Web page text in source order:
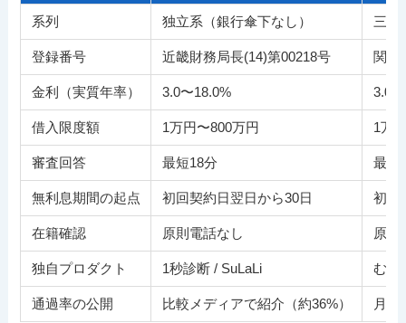
系列 独立系（銀行傘下なし） 三菱
登録番号 近畿財務局長(14)第00218号 関東
金利（実質年率） 3.0〜18.0% 3.0
借入限度額 1万円〜800万円 1万
審査回答 最短18分 最短
無利息期間の起点 初回契約日翌日から30日 初回
在籍確認 原則電話なし 原則
独自プロダクト 1秒診断 / SuLaLi むじ
通過率の公開 比較メディアで紹介（約36%） 月次